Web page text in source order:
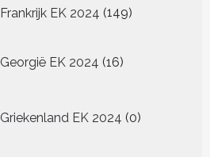
Frankrijk EK 2024 149149
Georgië EK 2024 16
producten
Griekenland EK 2024 0
producten